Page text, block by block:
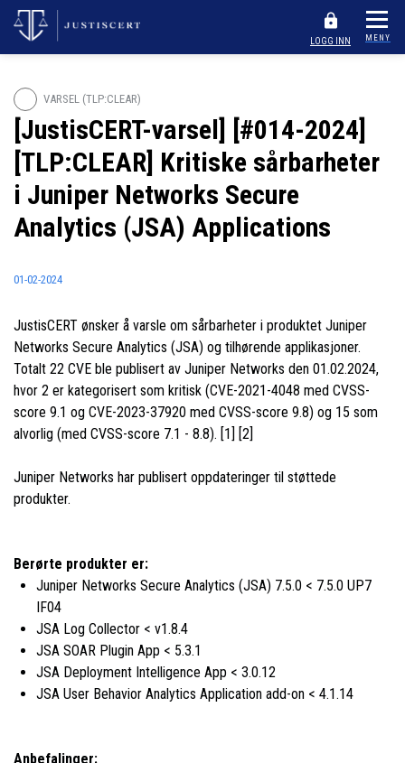
LOGG INN MENY
VARSEL (TLP:CLEAR)
[JustisCERT-varsel] [#014-2024]
[TLP:CLEAR] Kritiske sårbarheter
i Juniper Networks Secure
Analytics (JSA) Applications
01-02-2024
JustisCERT ønsker å varsle om sårbarheter i produktet Juniper
Networks Secure Analytics (JSA) og tilhørende applikasjoner.
Totalt 22 CVE ble publisert av Juniper Networks den 01.02.2024,
hvor 2 er kategorisert som kritisk (CVE-2021-4048 med CVSS-
score 9.1 og CVE-2023-37920 med CVSS-score 9.8) og 15 som
alvorlig (med CVSS-score 7.1 - 8.8). [1] [2]
Juniper Networks har publisert oppdateringer til støttede
produkter.
Berørte produkter er:
Juniper Networks Secure Analytics (JSA) 7.5.0 < 7.5.0 UP7
IF04
JSA Log Collector < v1.8.4
JSA SOAR Plugin App < 5.3.1
JSA Deployment Intelligence App < 3.0.12
JSA User Behavior Analytics Application add-on < 4.1.14
Anbefalinger: